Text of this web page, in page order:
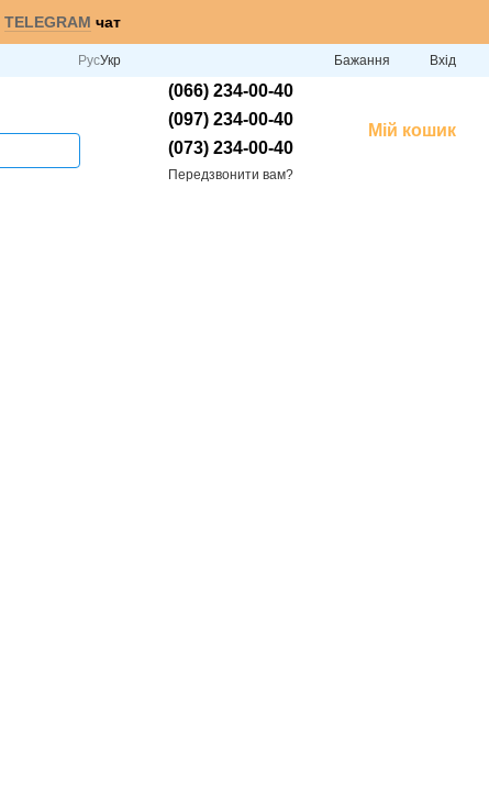
TELEGRAM чат
РусУкр Бажання Вхід
(066) 234-00-40
(097) 234-00-40
(073) 234-00-40
Передзвонити вам?
Мій кошик